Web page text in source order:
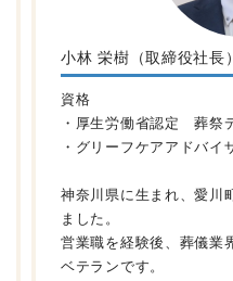
小林 栄樹（取締役社長）
資格
・厚生労働省認定 葬祭
・グリーフケアアドバイ
神奈川県に生まれ、愛川
ました。
営業職を経験後、葬儀業
ベテランです。